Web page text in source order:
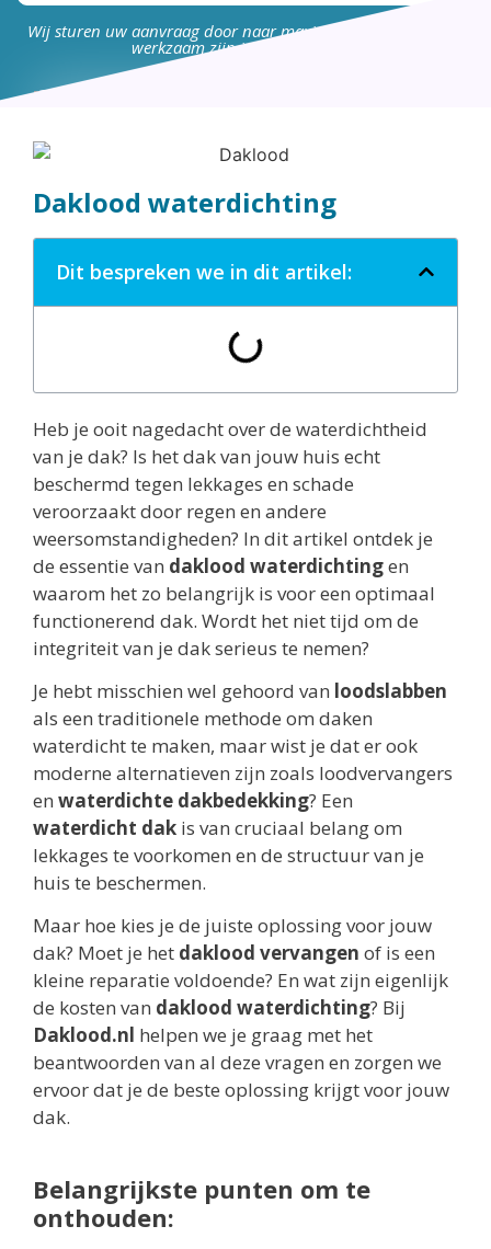
Wij sturen uw aanvraag door naar maximaal 4 bedrijven die
werkzaam zijn in uw omgeving.
Daklood waterdichting
Dit bespreken we in dit artikel:
Heb je ooit nagedacht over de waterdichtheid
van je dak? Is het dak van jouw huis echt
beschermd tegen lekkages en schade
veroorzaakt door regen en andere
weersomstandigheden? In dit artikel ontdek je
de essentie van daklood waterdichtingen
waarom het zo belangrijk is voor een optimaal
functionerend dak. Wordt het niet tijd om de
integriteit van je dak serieus te nemen?
Je hebt misschien wel gehoord van loodslabben
als een traditionele methode om daken
waterdicht te maken, maar wist je dat er ook
moderne alternatieven zijn zoals loodvervangers
en waterdichte dakbedekking? Een
waterdicht dak is van cruciaal belang om
lekkages te voorkomen en de structuur van je
huis te beschermen.
Maar hoe kies je de juiste oplossing voor jouw
dak? Moet je het daklood vervangen of is een
kleine reparatie voldoende? En wat zijn eigenlijk
de kosten van daklood waterdichting? Bij
Daklood.nl helpen we je graag met het
beantwoorden van al deze vragen en zorgen we
ervoor dat je de beste oplossing krijgt voor jouw
dak.
Belangrijkste punten om te
onthouden: